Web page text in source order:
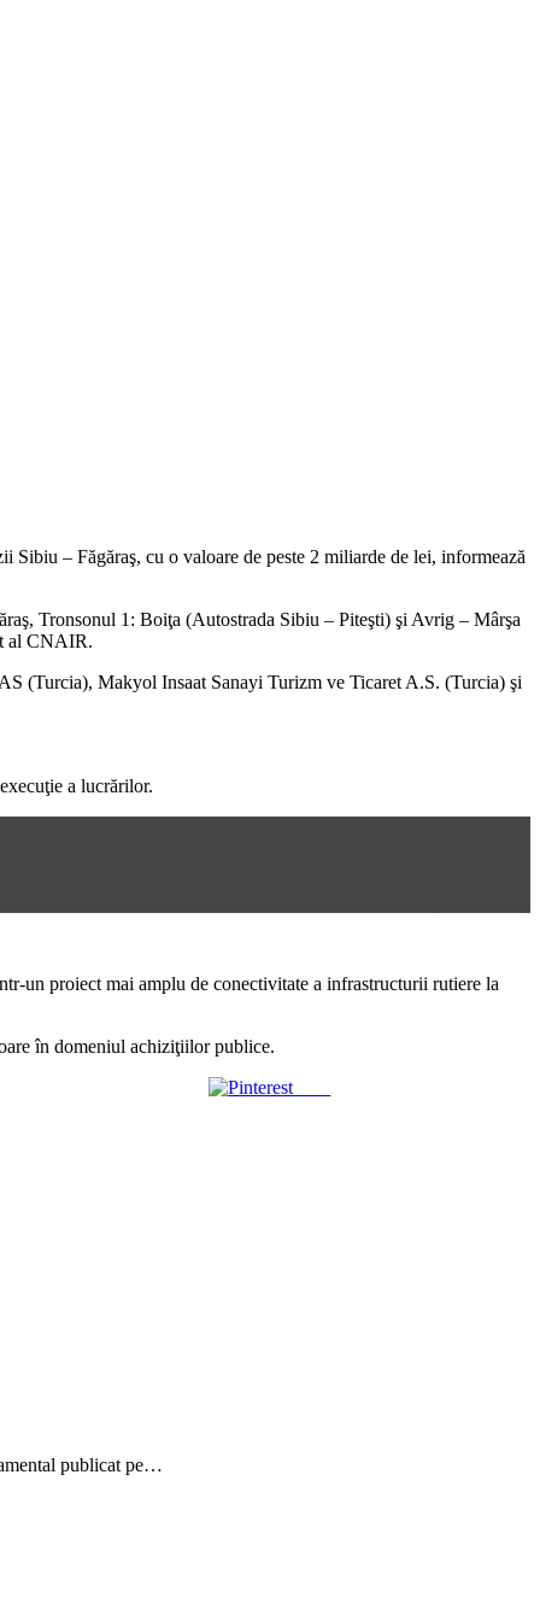
Sibiu – Făgăraş, cu o valoare de peste 2 miliarde de lei, informează
Tronsonul 1: Boiţa (Autostrada Sibiu – Piteşti) şi Avrig – Mârşa
al CNAIR.
(Turcia), Makyol Insaat Sanayi Turizm ve Ticaret A.S. (Turcia) şi
a lucrărilor.
un proiect mai amplu de conectivitate a infrastructurii rutiere la
în domeniul achiziţiilor publice.
publicat pe…